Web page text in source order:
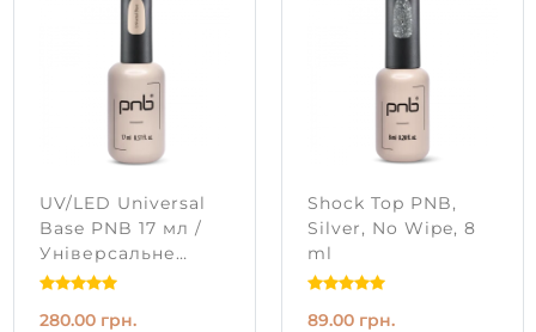
UV/LED Universal
Base PNB 17 мл /
Універсальне
базове покриття
280.00 грн.
Shock Top PNB,
Silver, No Wipe, 8
ml
89.00 грн.